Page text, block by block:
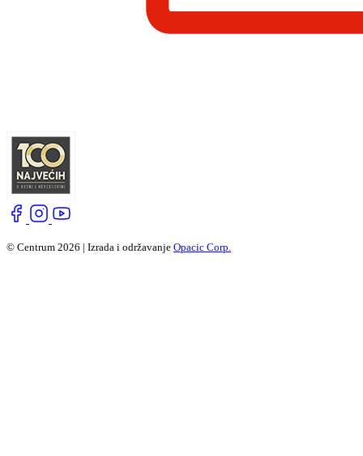
© Centrum 2026 | Izrada i održavanje Opacic Corp.